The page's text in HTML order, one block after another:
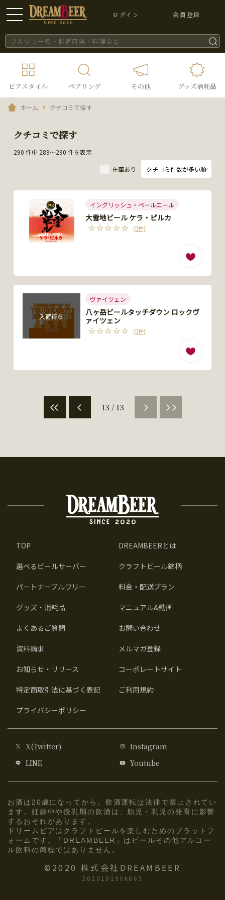
ログイン 会員登録
ビアスタイル ペアリング その他 グッズ消耗品
ホーム クチコミで探す
クチコミで探す
在庫あり
290 件中 289～290 件を表示
イングリッシュ・ペールエール
大雪地ビール ケラ・ピルカ
(0件)
入荷待ち
ヴァイツェン
八ヶ岳ビールタッチダウン ロックヴ
ァイツェン
(0件)
13 / 13
TOP DREAMBEERとは
選べるビールサーバー クラフトビール銘柄
パートナーブルワリー 料金・配送プラン
グッズ・消耗品 マニュアル&動画
よくあるご質問 お問い合わせ
資料請求 メルマガ登録
お知らせ・リリース コーポレートサイト
特定商取引法に基づく表記 ご利用規約
プライバシーポリシー
X(Twitter)
Instagram
LINE
Youtube
お酒は20歳になってから。飲酒運転は法律で禁止されてい
ます。妊娠中や授乳期の飲酒は、胎児・乳児の発育に影響
するおそれがあります。
ドリームビアはクラフトビールを楽しむためのプラットフ
ォームです。「DREAMBEER」はビールその他アルコー
ル飲料の商標ではありません。
20201019hk065
©2020 株式会社DREAMBEER